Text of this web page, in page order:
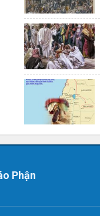
Phận